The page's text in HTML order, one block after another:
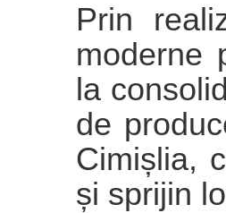
Prin
moderne
la
de
Cimișlia,
și sprijin